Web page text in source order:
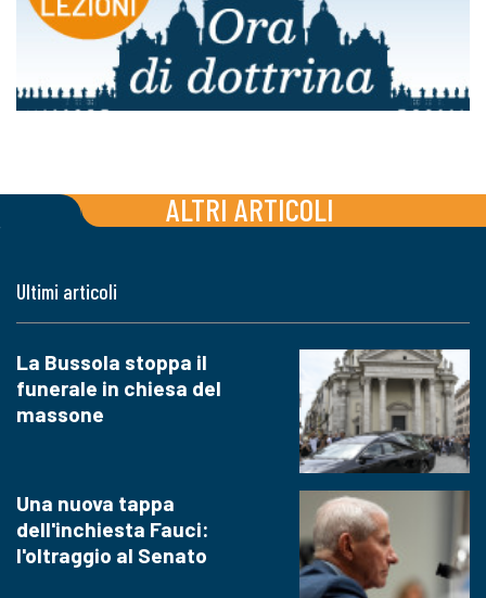
ALTRI ARTICOLI
Ultimi articoli
La Bussola stoppa il
funerale in chiesa del
massone
Una nuova tappa
dell'inchiesta Fauci:
l'oltraggio al Senato